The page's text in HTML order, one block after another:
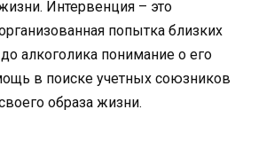
Интервенция – это
попытка близких
алкоголика понимание о его
в поиске учетных союзников
образа жизни.